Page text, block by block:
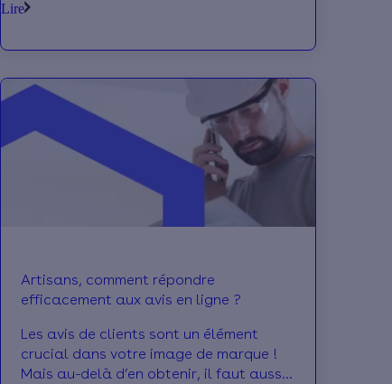
bûches ou de pellets à prix malin. On
gagner sur tous les plans.
Lire
Artisans, comment répondre
efficacement aux avis en ligne ?
Les avis de clients sont un élément
crucial dans votre image de marque !
Mais au-delà d’en obtenir, il faut aussi